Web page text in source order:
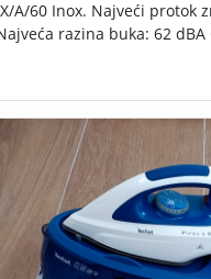
A/60 Inox. Najveći protok
razina buka: 62 dBA